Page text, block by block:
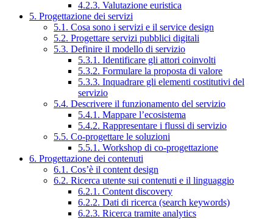
4.2.3. Valutazione euristica
5. Progettazione dei servizi
5.1. Cosa sono i servizi e il service design
5.2. Progettare servizi pubblici digitali
5.3. Definire il modello di servizio
5.3.1. Identificare gli attori coinvolti
5.3.2. Formulare la proposta di valore
5.3.3. Inquadrare gli elementi costitutivi del
servizio
5.4. Descrivere il funzionamento del servizio
5.4.1. Mappare l’ecosistema
5.4.2. Rappresentare i flussi di servizio
5.5. Co-progettare le soluzioni
5.5.1. Workshop di co-progettazione
6. Progettazione dei contenuti
6.1. Cos’è il content design
6.2. Ricerca utente sui contenuti e il linguaggio
6.2.1. Content discovery
6.2.2. Dati di ricerca (search keywords)
6.2.3. Ricerca tramite analytics